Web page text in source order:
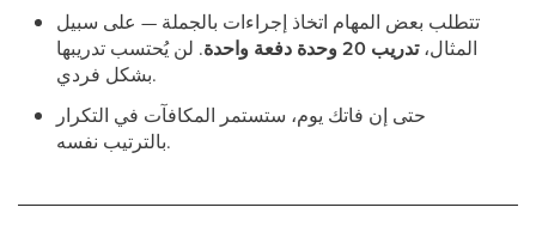
تتطلب بعض المهام اتخاذ إجراءات بالجملة — على سبيل
المثال،تدريب 20 وحدة دفعة واحدة
. لن يُحتسب تدريبها
بشكل فردي.
حتى إن فاتك يوم، ستستمر المكافآت في التكرار
بالترتيب نفسه.